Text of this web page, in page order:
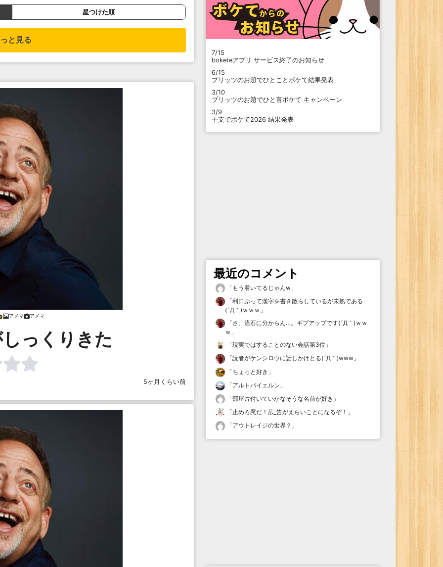
星つけた順
と見る
アメマ アメマ
っくりきた
5ヶ月くらい前
7/15
boketeアプリ サービス終了のお知らせ
6/15
プリッツのお題でひとことボケて結果発表
3/10
プリッツのお題でひと言ボケて キャンペーン
3/9
干支でボケて2026 結果発表
最近のコメント
「 もう着いてるじゃんw 」
「利口ぶって漢字を書き散らしているが未熟である
(´Д｀)ｗｗｗ 」
「さ、流石に分からん…。ギブアップです(´Д｀)ｗｗ
ｗ 」
「現実ではすることのない会話第3位 」
「読者がケンシロウに話しかけとる(´Д｀)www 」
「ちょっと好き 」
「アルトバイエルン 」
「部屋片付いていかなそうな名前が好き 」
「止めろ罠だ！広_告がえらいことになるぞ！ 」
「アウトレイジの世界？ 」